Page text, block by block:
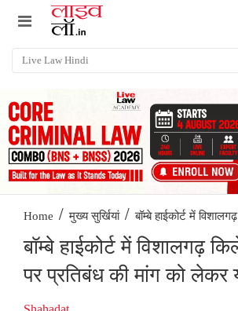
Home / मुख्य सुर्खियां / बॉम्बे हाईकोर्ट में
बॉम्बे हाईकोर्ट में विशालगढ़
पर प्रतिबंध की मांग को लेकर